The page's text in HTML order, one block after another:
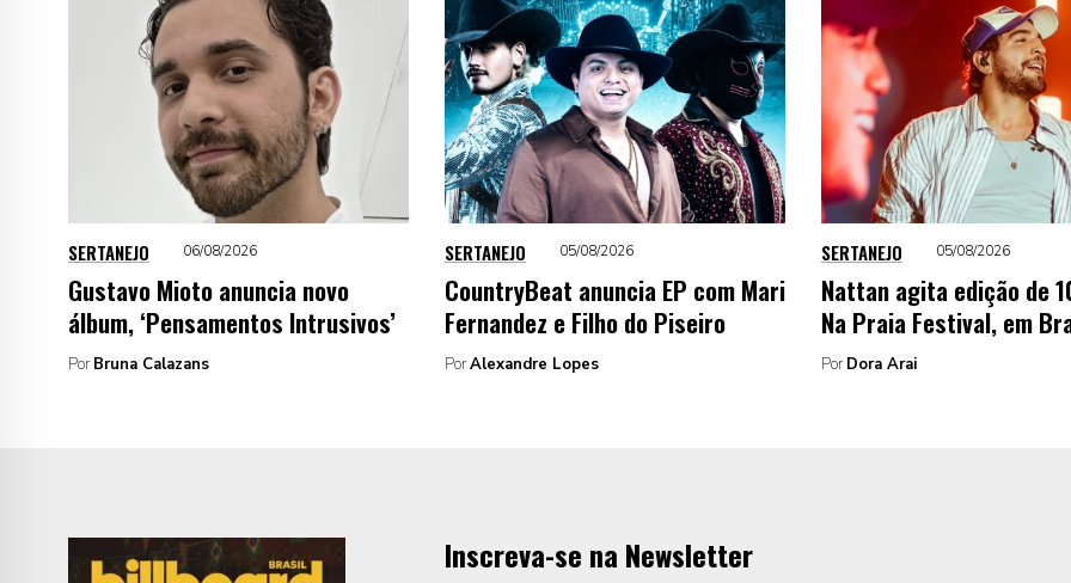
SERTANEJO 06/08/2026
Gustavo Mioto anuncia novo
álbum, ‘Pensamentos Intrusivos’
Por Bruna Calazans
SERTANEJO 05/08/2026
CountryBeat anuncia EP com Mari
Fernandez e Filho do Piseiro
PorAlexandre Lopes
SERTANEJO 05/08/2026
Nattan agita edição de
Na Praia Festival, em
Por Dora Arai
Inscreva-se na Newsletter